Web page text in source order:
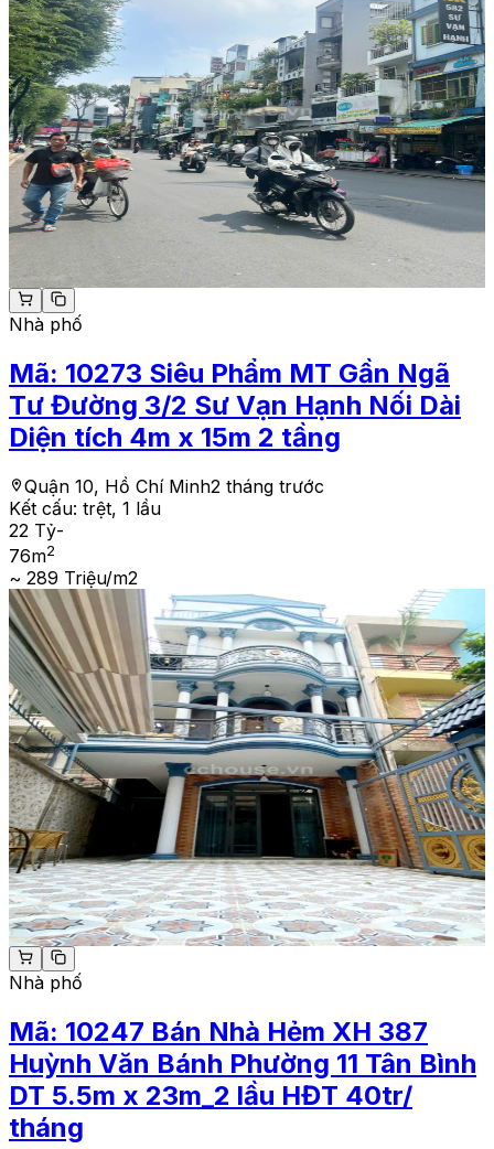
Nhà phố
Mã: 10273 Siêu Phẩm MT Gần Ngã
Tư Đường 3/2 Sư Vạn Hạnh Nối Dài
Diện tích 4m x 15m 2 tầng
Quận 10, Hồ Chí Minh2 tháng trước
Kết cấu: trệt, 1 lầu
22 Tỷ-
76m2
~ 289 Triệu/m2
Nhà phố
Mã: 10247 Bán Nhà Hẻm XH 387
Huỳnh Văn Bánh Phường 11 Tân Bình
DT 5.5m x 23m_2 lầu HĐT 40tr/
tháng